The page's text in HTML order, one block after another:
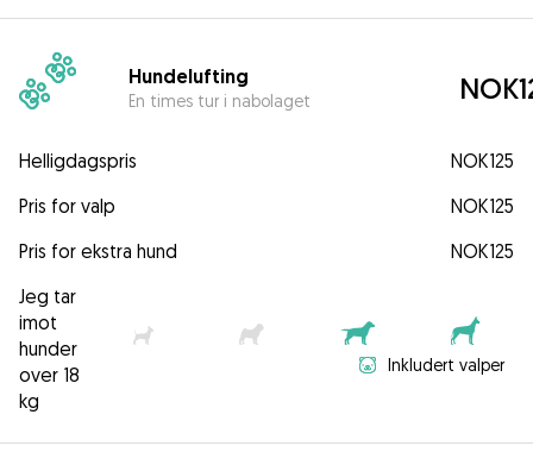
Hundelufting
En times tur i nabolaget
Helligdagspris
NOK125
Pris for valp
NOK125
Pris for ekstra hund
NOK125
Jeg tar
imot
hunder
over 18
kg
Inkludert valper